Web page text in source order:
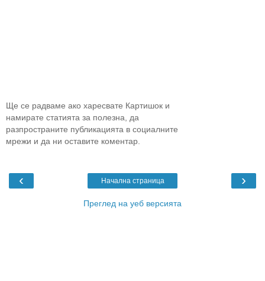
Ще се радваме ако харесвате Картишок и
намирате статията за полезна, да
разпространите публикацията в социалните
мрежи и да ни оставите коментар.
‹ ›
Начална страница
Преглед на уеб версията